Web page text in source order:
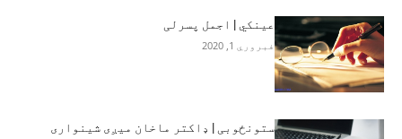
عینکي | اجمل پسرلی
فبروري 1, 2020
ستونځوبی | ډاکتر ماخان میږی شینواری